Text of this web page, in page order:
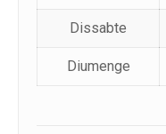
Dissabte
Diumenge